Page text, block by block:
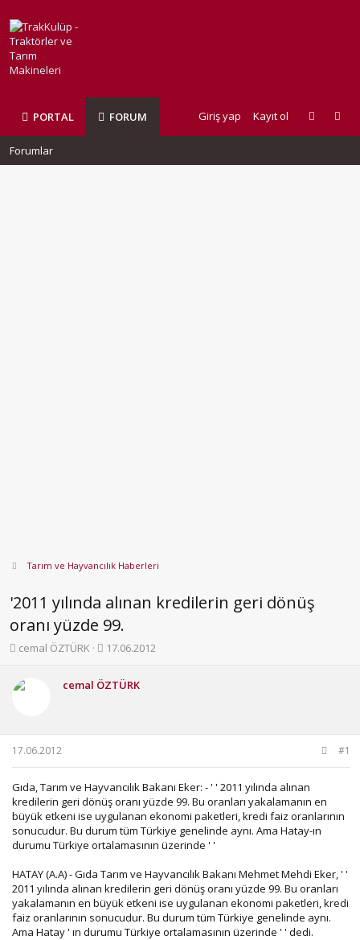
PORTAL FORUM Giriş yap Kayıt ol
Forumlar
Tarım ve Hayvancılık Haberleri
'2011 yılında alınan kredilerin geri dönüş
oranı yüzde 99.
K
b
u
b
l
a
t
a
n
cemal ÖZTÜRK
B
l
g
a
r
i
h
i
17.06.2012
cemal ÖZTÜRK
17.06.2012 #1
Gıda, Tarım ve Hayvancılık Bakanı Eker: - ' ' 2011 yılında alınan
kredilerin geri dönüş oranı yüzde 99. Bu oranları yakalamanın en
büyük etkeni ise uygulanan ekonomi paketleri, kredi faiz oranlarının
sonucudur. Bu durum tüm Türkiye genelinde aynı. Ama Hatay-ın
durumu Türkiye ortalamasının üzerinde ' '
HATAY (A.A) - Gıda Tarım ve Hayvancılık Bakanı Mehmet Mehdi Eker, ' '
2011 yılında alınan kredilerin geri dönüş oranı yüzde 99. Bu oranları
yakalamanın en büyük etkeni ise uygulanan ekonomi paketleri, kredi
faiz oranlarının sonucudur. Bu durum tüm Türkiye genelinde aynı.
Ama Hatay ' ın durumu Türkiye ortalamasının üzerinde ' ' dedi.